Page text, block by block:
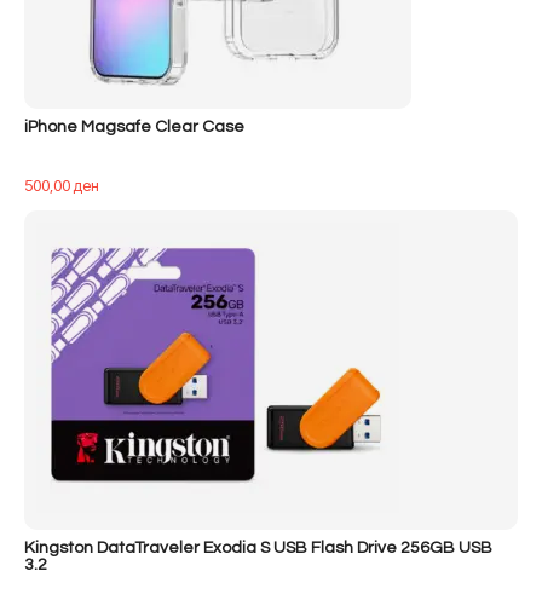
iPhone Magsafe Clear Case
500,00ден
Kingston DataTraveler Exodia S USB Flash Drive 256GB USB
3.2